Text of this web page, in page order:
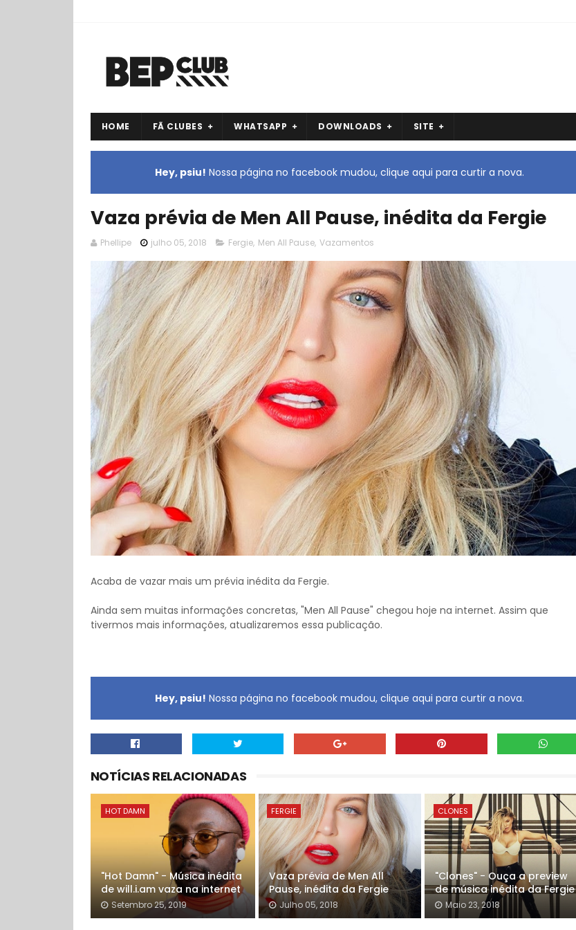
HOME FÃ CLUBES WHATSAPP DOWNLOADS SITE
Hey, psiu! Nossa página no facebook mudou, clique aqui para curtir a nova.
Vaza prévia de Men All Pause, inédita da Fergie
Phellipe julho 05, 2018 Fergie, Men All Pause, Vazamentos
Acaba de vazar mais um prévia inédita da Fergie.
Ainda sem muitas informações concretas, "Men All Pause" chegou hoje na internet. Assim que
tivermos mais informações, atualizaremos essa publicação.
Hey, psiu! Nossa página no facebook mudou, clique aqui para curtir a nova.
NOTÍCIAS RELACIONADAS
HOT DAMN
"Hot Damn" - Música inédita
de will.i.am vaza na internet
Setembro 25, 2019
FERGIE
Vaza prévia de Men All
Pause, inédita da Fergie
Julho 05, 2018
CLONES
"Clones" - Ouça a preview
de música inédita da Fergie
Maio 23, 2018